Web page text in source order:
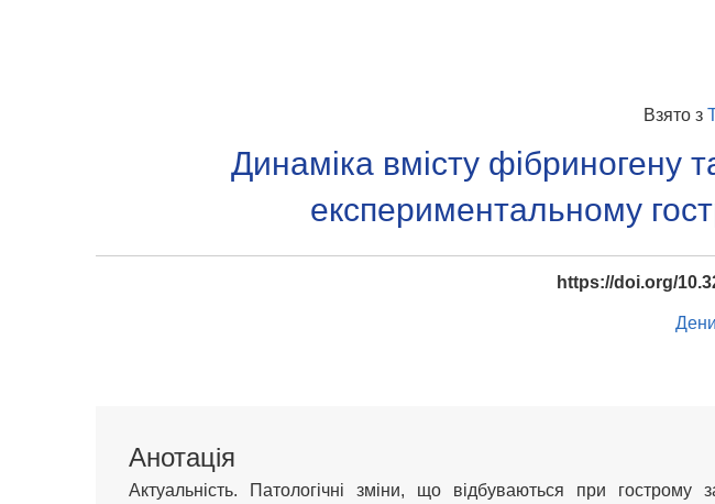
Взято з
Динаміка вмісту фібриногену
експериментальному
https://doi.org/
Анотація
Актуальність. Патологічні зміни, що відбуваються при гострому